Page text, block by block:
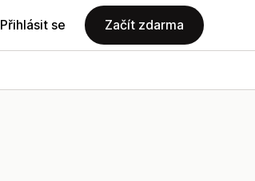
Přihlásit se Začít zdarma